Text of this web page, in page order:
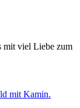
mit viel Liebe zum
mit Kamin.